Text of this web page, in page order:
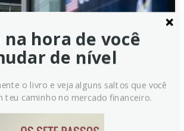
na hora de você
de nível
o livro e veja alguns saltos que você
teu caminho no mercado financeiro.